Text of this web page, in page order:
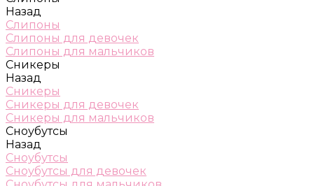
Назад
Слипоны
Слипоны для девочек
Слипоны для мальчиков
Сникеры
Назад
Сникеры
Сникеры для девочек
Сникеры для мальчиков
Сноубутсы
Назад
Сноубутсы
Сноубутсы для девочек